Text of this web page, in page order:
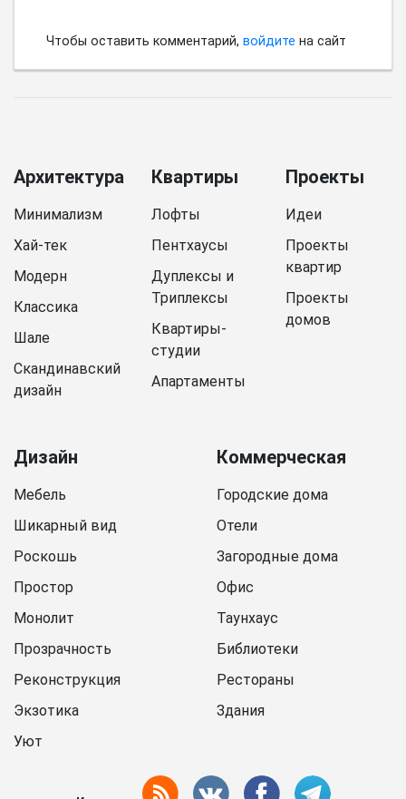
Чтобы оставить комментарий, войдите на сайт
Архитектура
Минимализм
Хай-тек
Модерн
Классика
Шале
Скандинавский
дизайн
Квартиры
Лофты
Пентхаусы
Дуплексы и
Триплексы
Квартиры-
студии
Апартаменты
Проекты
Идеи
Проекты
квартир
Проекты
домов
Дизайн
Мебель
Шикарный вид
Роскошь
Простор
Монолит
Прозрачность
Реконструкция
Экзотика
Уют
Коммерческая
Городские дома
Отели
Загородные дома
Офис
Таунхаус
Библиотеки
Рестораны
Здания